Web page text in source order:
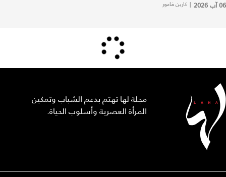
06 آب 2026 | كارين فاعور
مجلة لها تهتم بدعم الشباب وتمكين
المرأة العصرية وأسلوب الحياة.